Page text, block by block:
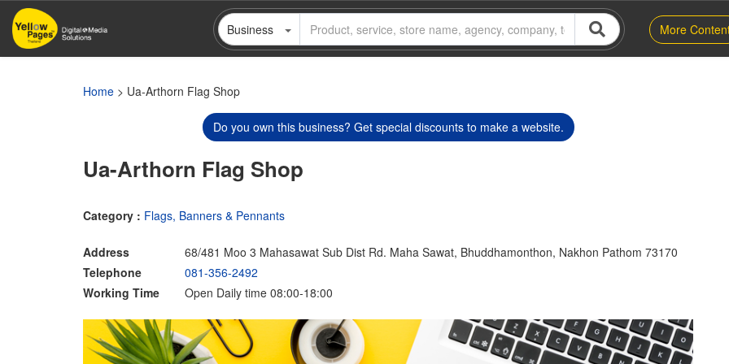
Skip
main
Business More
Home > Ua-Arthorn Flag Shop
Do you own this business? Get special discounts to make a website.
Ua-Arthorn Flag Shop
Category : Flags, Banners & Pennants
Address
68/481 Moo 3 Mahasawat Sub Dist Rd. Maha Sawat, Bhuddhamonthon, Nakhon Pathom 73170
Telephone
081-356-2492
Working Time
Open Daily time 08:00-18:00